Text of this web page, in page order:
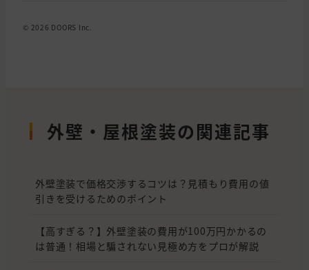
© 2026 DOORS Inc.
外壁・屋根塗装の関連記事
外壁塗装で価格交渉するコツは？見積もり費用の値
引きを受けるためのポイント
【高すぎる？】外壁塗装の費用が100万円かかるの
は普通！相場と騙されない見極め方をプロが解説